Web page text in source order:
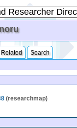
Related
Search
(researchmap)